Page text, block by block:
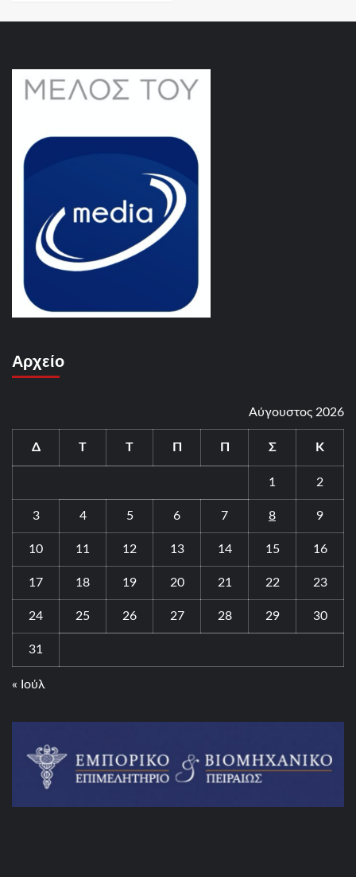
Αρχείο
Αύγουστος 2026
Δ Τ Τ Π Π Σ Κ
1 2
3 4 5 6 7 8 9
10 11 12 13 14 15 16
17 18 19 20 21 22 23
24 25 26 27 28 29 30
31
« Ιούλ